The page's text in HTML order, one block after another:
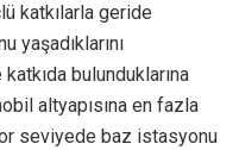
katkılarla geride
yaşadıklarını
bulunduklarına
altyapısına en fazla
seviyede baz istasyonu